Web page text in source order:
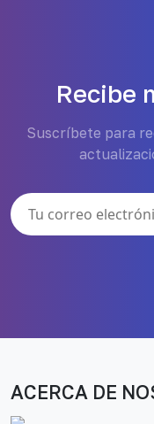
Recibe
Suscríbete para
ACERCA DE